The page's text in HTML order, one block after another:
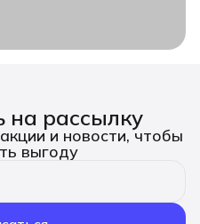
на рассылку
и новости, чтобы
выгоду